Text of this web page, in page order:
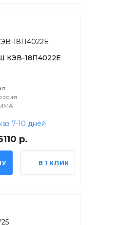
18П4022Е
7-10 дней
р.
В 1 КЛИК